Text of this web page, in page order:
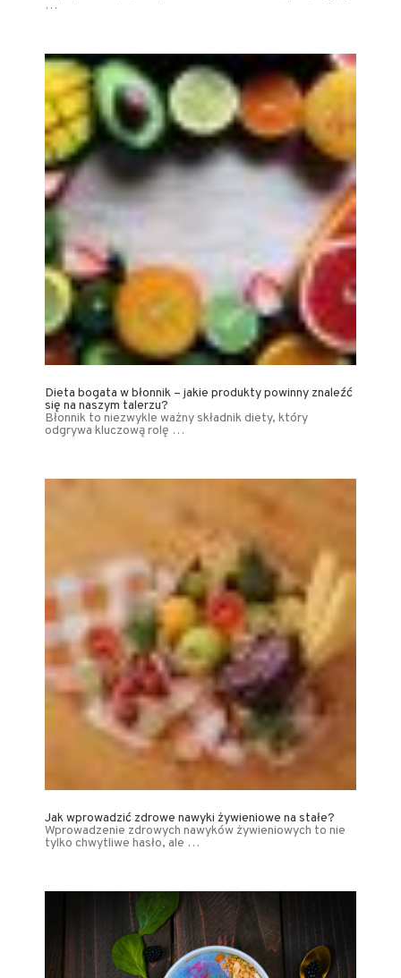
…
Dieta bogata w błonnik – jakie produkty powinny znaleźć
się na naszym talerzu?
Błonnik to niezwykle ważny składnik diety, który
odgrywa kluczową rolę …
Jak wprowadzić zdrowe nawyki żywieniowe na stałe?
Wprowadzenie zdrowych nawyków żywieniowych to nie
tylko chwytliwe hasło, ale …